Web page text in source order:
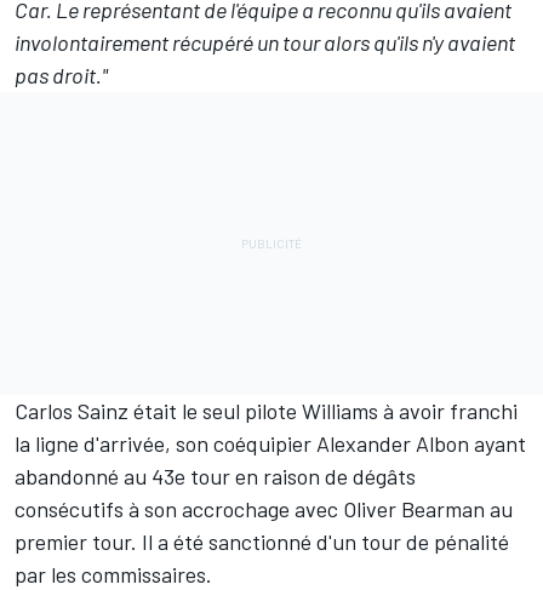
Car. Le représentant de l'équipe a reconnu qu'ils avaient
involontairement récupéré un tour alors qu'ils n'y avaient
pas droit."
Carlos Sainz était le seul pilote Williams à avoir franchi
la ligne d'arrivée, son coéquipier Alexander Albon ayant
abandonné au 43e tour en raison de dégâts
consécutifs à son accrochage avec Oliver Bearman au
premier tour. Il a été sanctionné d'un tour de pénalité
par les commissaires.